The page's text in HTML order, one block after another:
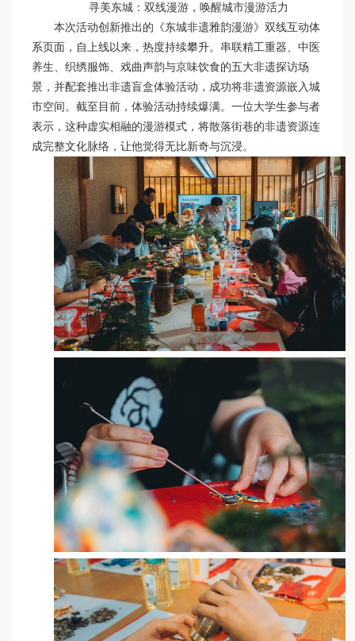
寻美东城：双线漫游，唤醒城市漫游活力
本次活动创新推出的《东城非遗雅韵漫游》双线互动体
系页面，自上线以来，热度持续攀升。串联精工重器、中医
养生、织绣服饰、戏曲声韵与京味饮食的五大非遗探访场
景，并配套推出非遗盲盒体验活动，成功将非遗资源嵌入城
市空间。截至目前，体验活动持续爆满。一位大学生参与者
表示，这种虚实相融的漫游模式，将散落街巷的非遗资源连
成完整文化脉络，让他觉得无比新奇与沉浸。